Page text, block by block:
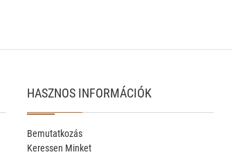
HASZNOS INFORMÁCIÓK
Bemutatkozás
Keressen Minket